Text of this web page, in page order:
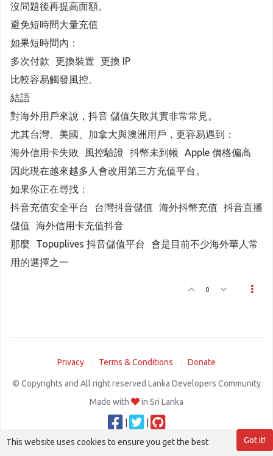
沒問題後再提高面額。
避免短時間大量充值
如果短時間內：
多次付款 更換裝置 更換 IP
比較容易觸發風控。
結語
對海外用戶來說，抖音 儲值失敗其實非常常見。
尤其台灣、美國、加拿大與澳洲用戶，更容易遇到：
海外信用卡失敗 風控驗證 抖幣未到帳 Apple 價格偏高
因此現在越來越多人會改用第三方充值平台。
如果你正在尋找：
抖音充值安全平台 台灣抖音儲值 海外抖幣充值 抖音直播
儲值 海外信用卡充值抖音
那麼 Topuplives 抖音儲值平台 會是目前不少海外華人常
用的選擇之一
0
Privacy Terms & Conditions Donate
© Copyrights and All right reserved Lanka Developers Community
Made with
in Sri Lanka
Got it!
This website uses cookies to ensure you get the best